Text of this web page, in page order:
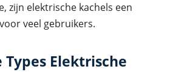
zijn elektrische kachels een
veel gebruikers.
Elektrische